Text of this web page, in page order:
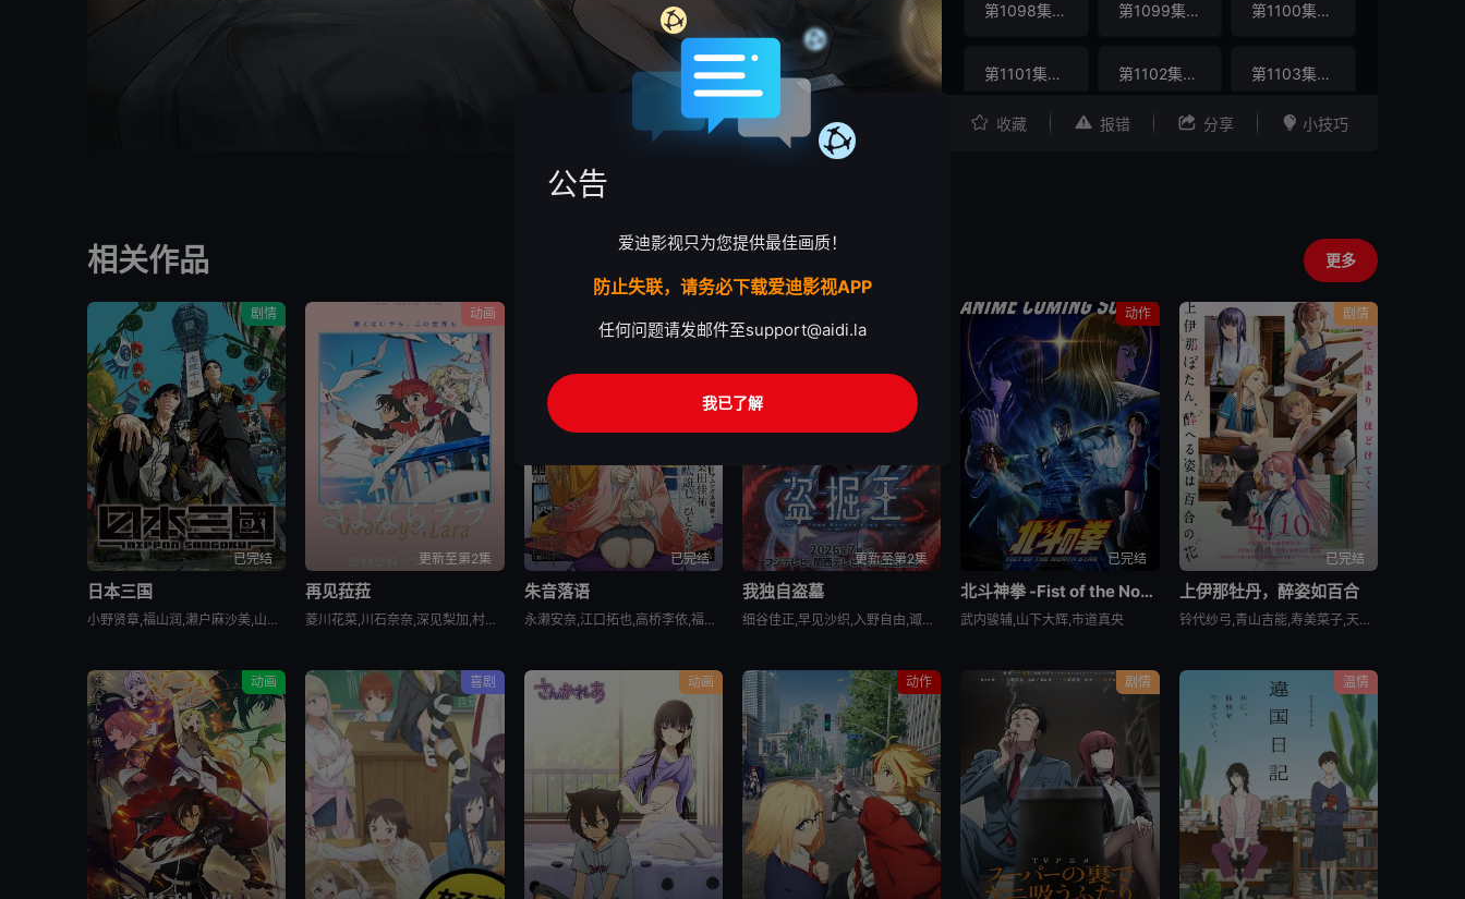
 收藏  报错  分享  小技巧
第1098集VIP 第1099集VIP 第1100集VIP
第1101集VIP 第1102集VIP 第1103集VIP
第1104集 第1106集
第1112集VIP
第1113集VIP 第1114集VIP 第1115集VIP
第1116集 VIP 第1117集 VIP 第1118集VIP
第1119集VIP 第1120集VIP 第1121集VIP
第1122集VIP 第1123集VIP 第1124集VIP
第1126集 VIP 第1127集VIP
VIP
第1134集VIP 第1135集VIP 第1136集VIP
第1138集VIP 第1139集 VIP
第1140集 第1141集 第1142集
相关作品 更多
剧情
已完结
日本三国
小野贤章,福山润,濑户麻沙美,山路和弘,中村悠一,长嶝高士,木村太飞,潘惠美,津田美波,堀内贤雄
动画
更新至第2集
再见菈菈
菱川花菜,川石奈奈,深见梨加,村濑步,大野智敬,真殿光昭,住友七绘,寺杣昌纪,津田美波,山本和臣
已完结
朱音落语
永濑安奈,江口拓也,高桥李依,福山润,岛崎信长,小林千晃,阿座上洋平,山下诚一郎,盐野瑛久,寺杣昌纪,大塚明夫
更新至第2集
我独自盗墓
细谷佳正,早见沙织,入野自由,诹访部顺一
动作
已完结
北斗神拳 -Fist of the North Star-
武内骏辅,山下大辉,市道真央
剧情
已完结
上伊那牡丹，醉姿如百合
铃代纱弓,青山吉能,寿美菜子,天海由梨奈,富田美忧,河濑茉希
动画 喜剧 动画 动作 剧情 温情
公告
爱迪影视只为您提供最佳画质！
防止失联，请务必下载爱迪影视APP
任何问题请发邮件至support@aidi.la
我已了解